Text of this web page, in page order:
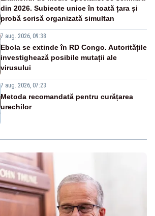
din 2026. Subiecte unice în toată țara și
probă scrisă organizată simultan
7 aug. 2026, 09:38
Ebola se extinde în RD Congo. Autoritățile
investighează posibile mutații ale
virusului
7 aug. 2026, 07:23
Metoda recomandată pentru curățarea
urechilor